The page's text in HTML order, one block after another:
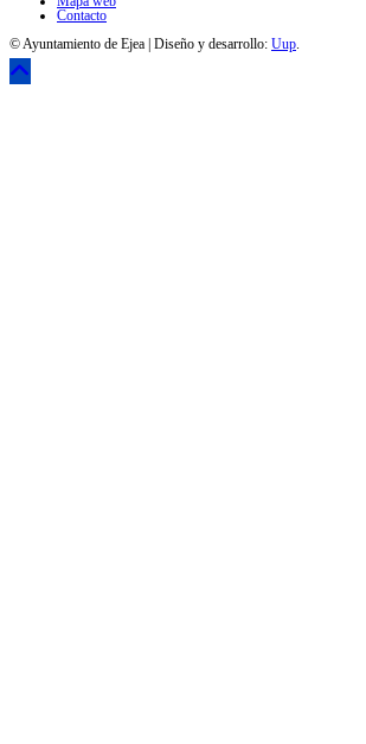
Contacto
© Ayuntamiento de Ejea | Diseño y desarrollo: Uup